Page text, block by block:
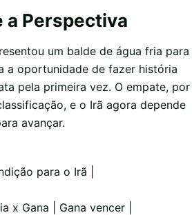
a Perspectiva
um balde de água fria para
a oportunidade de fazer história
pela primeira vez. O empate, por
e o Irã agora depende
avançar.
para o Irã |
x Gana | Gana vencer |